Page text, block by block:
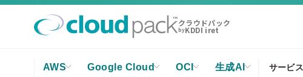
クラウドパック
byKDDI iret
AWS Google Cloud OCI 生成AI サービ